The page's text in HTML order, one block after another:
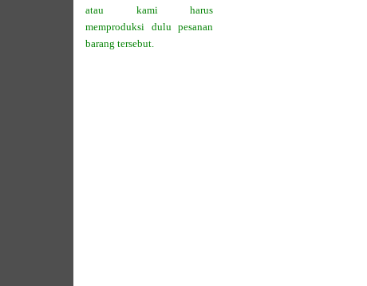
atau kami harus
memproduksi dulu pesanan
barang tersebut.